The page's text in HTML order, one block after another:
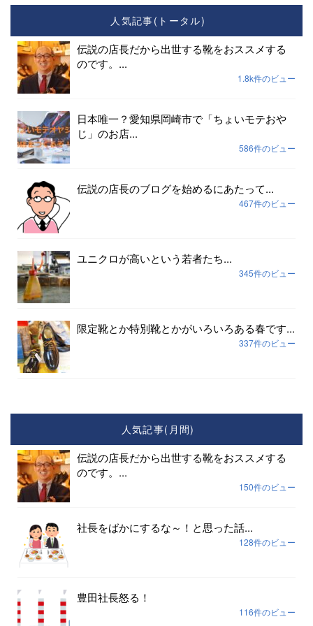
人気記事(トータル)
伝説の店長だから出世する靴をおススメする
のです。...
1.8k件のビュー
日本唯一？愛知県岡崎市で「ちょいモテおや
じ」のお店...
586件のビュー
伝説の店長のブログを始めるにあたって...
467件のビュー
ユニクロが高いという若者たち...
345件のビュー
限定靴とか特別靴とかがいろいろある春です...
337件のビュー
人気記事(月間)
伝説の店長だから出世する靴をおススメする
のです。...
150件のビュー
社長をばかにするな～！と思った話...
128件のビュー
豊田社長怒る！
116件のビュー